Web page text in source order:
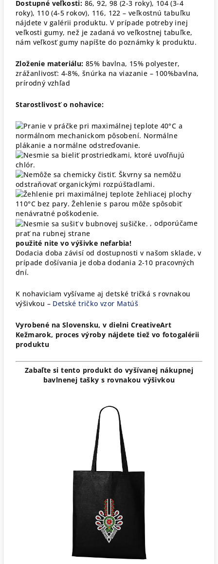
Dostupné veľkosti: 86, 92, 98 (2-3 roky), 104 (3-4
roky), 110 (4-5 rokov), 116, 122 – veľkostnú tabuľku
nájdete v galérii produktu. V prípade potreby inej
veľkosti gumy, než je zadaná vo veľkostnej tabuľke,
nám veľkosť gumy napíšte do poznámky k produktu.
Zloženie materiálu: 85% bavlna, 15% polyester,
zrážanlivosť: 4-8%, šnúrka na viazanie – 100%bavlna,
prírodný vzhľad
Starostlivosť o nohavice:
, odporúčame
prať na rubnej strane
použité nite vo výšivke nefarbia!
Dodacia doba závisí od dostupnosti v našom sklade, v
prípade došívania je doba dodania 2-10 pracovných
dní.
K nohaviciam vyšívame aj detské tričká s rovnakou
výšivkou – Detské tričko vzor Matúš
Vyrobené na Slovensku, v dielni CreativeArt
Kežmarok, proces výroby nájdete tiež vo fotogalérii
produktu
Zabaľte si tento produkt do vyšívanej nákupnej
bavlnenej tašky s rovnakou výšivkou